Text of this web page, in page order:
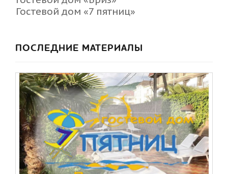
Гостевой дом «7 пятниц»
ПОСЛЕДНИЕ МАТЕРИАЛЫ